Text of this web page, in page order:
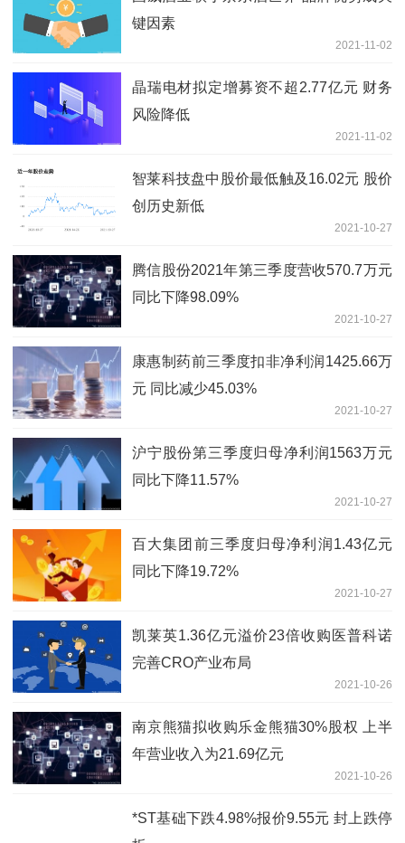
键因素
2021-11-02
晶瑞电材拟定增募资不超2.77亿元 财务
风险降低
2021-11-02
智莱科技盘中股价最低触及16.02元 股价
创历史新低
2021-10-27
腾信股份2021年第三季度营收570.7万元
同比下降98.09%
2021-10-27
康惠制药前三季度扣非净利润1425.66万
元 同比减少45.03%
2021-10-27
沪宁股份第三季度归母净利润1563万元
同比下降11.57%
2021-10-27
百大集团前三季度归母净利润1.43亿元
同比下降19.72%
2021-10-27
凯莱英1.36亿元溢价23倍收购医普科诺
完善CRO产业布局
2021-10-26
南京熊猫拟收购乐金熊猫30%股权 上半
年营业收入为21.69亿元
2021-10-26
*ST基础下跌4.98%报价9.55元 封上跌停